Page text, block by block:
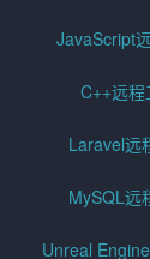
JavaScript
C++远
Laravel远
MySQL远
Unreal